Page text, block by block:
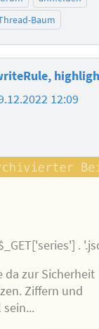
Baum
12:09
.
da zur Sicherheit
Ziffern und